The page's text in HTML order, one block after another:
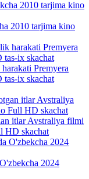
2010 tarjima kino
Premyera
ix skachat
itlar Avstraliya filmi
HD skachat
2024